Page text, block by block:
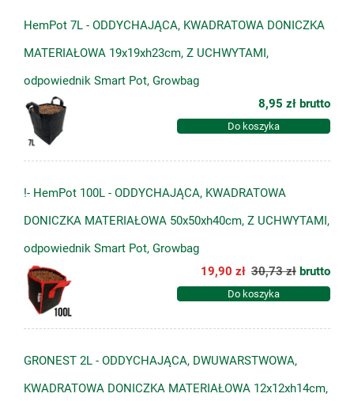
HemPot 7L - ODDYCHAJĄCA, KWADRATOWA DONICZKA
MATERIAŁOWA 19x19xh23cm, Z UCHWYTAMI,
odpowiednik Smart Pot, Growbag
8,95 zł brutto
Do koszyka
!- HemPot 100L - ODDYCHAJĄCA, KWADRATOWA
DONICZKA MATERIAŁOWA 50x50xh40cm, Z UCHWYTAMI,
odpowiednik Smart Pot, Growbag
19,90 zł 30,73 zł brutto
Do koszyka
GRONEST 2L - ODDYCHAJĄCA, DWUWARSTWOWA,
KWADRATOWA DONICZKA MATERIAŁOWA 12x12xh14cm,